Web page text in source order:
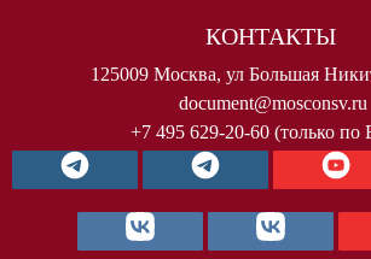
КОНТАКТЫ
125009 Москва, ул Большая
document@mosconsv.ru
+7 495 629-20-60 (только по